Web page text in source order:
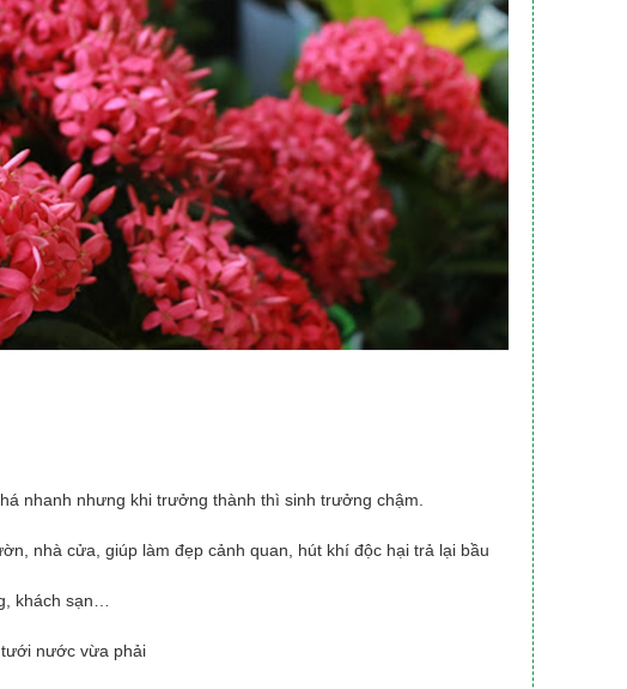
nhanh nhưng khi trưởng thành thì sinh trưởng chậm.
nhà cửa, giúp làm đẹp cảnh quan, hút khí độc hại trả lại bầu
khách sạn…
nước vừa phải